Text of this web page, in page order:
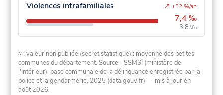
Violences intrafamiliales
7,4 ‰
3,8 ‰
↗ +32 %/an
≈ : valeur non publiée (secret statistique) : moyenne des petites
communes du département.Source - SSMSI (ministère de
l'Intérieur), base communale de la délinquance enregistrée par la
police et la gendarmerie, 2025 (data.gouv.fr) — mis à jour en
août 2026.